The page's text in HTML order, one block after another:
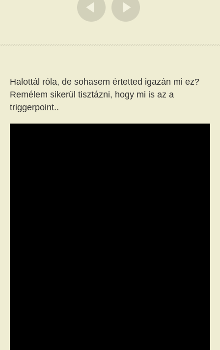
Halottál róla, de sohasem értetted igazán mi ez?
Remélem sikerül tisztázni, hogy mi is az a
triggerpoint..